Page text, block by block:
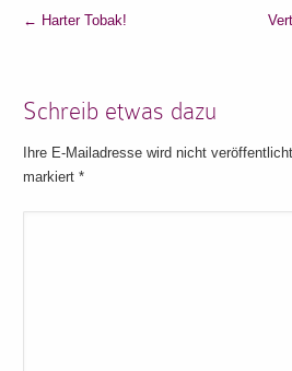
← Harter Tobak!
Schreib etwas dazu
Ihre E-Mailadresse wird nicht
markiert*